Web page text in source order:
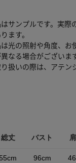
サンプルです。実際
ます。
光の照射や角度、お
なる場合がございます
扱いの際は、アテン
総丈 バスト
55cm 96cm